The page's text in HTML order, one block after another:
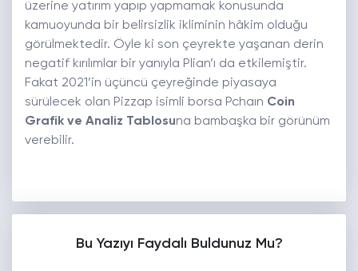
üzerine yatırım yapıp yapmamak konusunda
kamuoyunda bir belirsizlik ikliminin hâkim olduğu
görülmektedir. Öyle ki son çeyrekte yaşanan derin
negatif kırılımlar bir yanıyla Plian’ı da etkilemiştir.
Fakat 2021’in üçüncü çeyreğinde piyasaya
sürülecek olan Pizzap isimli borsa Pchaın Coin
Grafik ve Analiz Tablosuna bambaşka bir görünüm
verebilir.
Bu Yazıyı Faydalı Buldunuz Mu?